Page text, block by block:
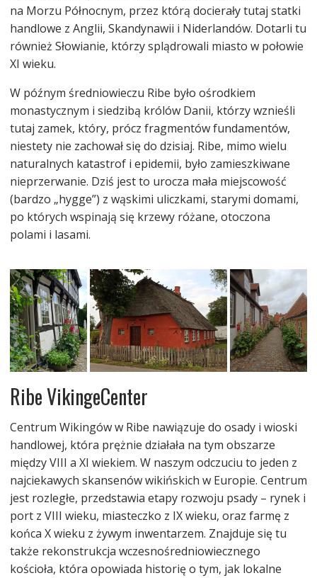
na Morzu Północnym, przez którą docierały tutaj statki
handlowe z Anglii, Skandynawii i Niderlandów. Dotarli tu
również Słowianie, którzy splądrowali miasto w połowie
XI wieku.
W późnym średniowieczu Ribe było ośrodkiem
monastycznym i siedzibą królów Danii, którzy wznieśli
tutaj zamek, który, prócz fragmentów fundamentów,
niestety nie zachował się do dzisiaj. Ribe, mimo wielu
naturalnych katastrof i epidemii, było zamieszkiwane
nieprzerwanie. Dziś jest to urocza mała miejscowość
(bardzo „hygge”) z wąskimi uliczkami, starymi domami,
po których wspinają się krzewy różane, otoczona
polami i lasami.
Ribe VikingeCenter
Centrum Wikingów w Ribe nawiązuje do osady i wioski
handlowej, która prężnie działała na tym obszarze
między VIII a XI wiekiem. W naszym odczuciu to jeden z
najciekawych skansenów wikińskich w Europie. Centrum
jest rozległe, przedstawia etapy rozwoju psady – rynek i
port z VIII wieku, miasteczko z IX wieku, oraz farmę z
końca X wieku z żywym inwentarzem. Znajduje się tu
także rekonstrukcja wczesnośredniowiecznego
kościoła, która opowiada historię o tym, jak lokalne